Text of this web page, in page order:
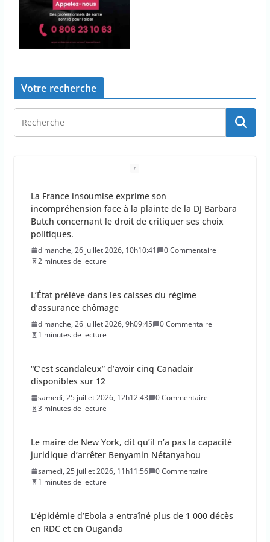
Votre recherche
La France insoumise exprime son
incompréhension face à la plainte de la DJ Barbara
Butch concernant le droit de critiquer ses choix
politiques.
dimanche, 26 juillet 2026, 10h10:41
0 Commentaire
2 minutes de lecture
L’État prélève dans les caisses du régime
d’assurance chômage
dimanche, 26 juillet 2026, 9h09:45
0 Commentaire
1 minutes de lecture
“C’est scandaleux” d’avoir cinq Canadair
disponibles sur 12
samedi, 25 juillet 2026, 12h12:43
0 Commentaire
3 minutes de lecture
Le maire de New York, dit qu’il n’a pas la capacité
juridique d’arrêter Benyamin Nétanyahou
samedi, 25 juillet 2026, 11h11:56
0 Commentaire
1 minutes de lecture
L’épidémie d’Ebola a entraîné plus de 1 000 décès
en RDC et en Ouganda